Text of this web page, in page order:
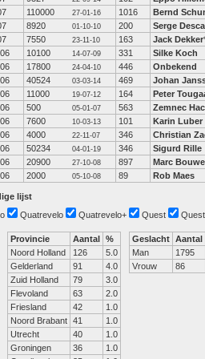
110000 27-01-16 1016 Bernd
8920 01-10-10 200 Serge
7550 23-11-10 163 Jack Dekker
10100 14-07-09 331 Silke Koch
17800 24-04-10 446
Onbekend
40524 03-03-14 469
Johan
11000 19-07-12 164 Peter
500 05-01-07 563 Zemnec
7600 10-03-13 101 Karin Luber
4000 22-11-07 346
Christian
50234 04-01-19 346
Sigurd Rille
20900 27-10-08 897 Marc
2000 05-10-08 89 Rob Maes
lijst
Quatrevelo Quatrevelo+ Quest
Provincie Aantal %
Noord Holland
126
5.0
Gelderland
91
4.0
Zuid Holland
79
3.0
Flevoland
63
2.0
Friesland
42
1.0
Noord Brabant 41
1.0
Utrecht
40
1.0
Groningen
36
1.0
Geslacht Aantal
Man
1795
Vrouw
86